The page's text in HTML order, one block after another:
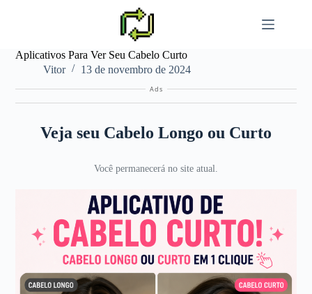
Aplicativos Para Ver Seu Cabelo Curto
Vitor
13 de novembro de 2024
Ads
Veja seu Cabelo Longo ou Curto
Você permanecerá no site atual.